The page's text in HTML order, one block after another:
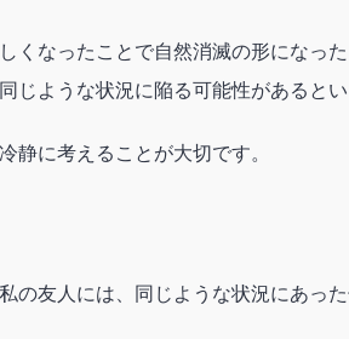
くなったことで自然消滅の形になっ
じような状況に陥る可能性があるとい
静に考えることが大切です。
の友人には、同じような状況にあった